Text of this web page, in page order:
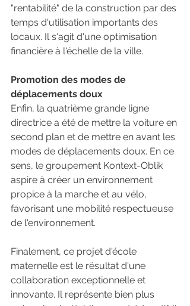
"rentabilité" de la construction par des
temps d'utilisation importants des
locaux. Il s'agit d'une optimisation
financière à l'échelle de la ville.
Promotion des modes de
déplacements doux
Enfin, la quatrième grande ligne
directrice a été de mettre la voiture en
second plan et de mettre en avant les
modes de déplacements doux. En ce
sens, le groupement Kontext-Oblik
aspire à créer un environnement
propice à la marche et au vélo,
favorisant une mobilité respectueuse
de l'environnement.
Finalement, ce projet d'école
maternelle est le résultat d'une
collaboration exceptionnelle et
innovante. Il représente bien plus